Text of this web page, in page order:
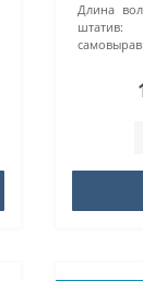
Длина
штатив: